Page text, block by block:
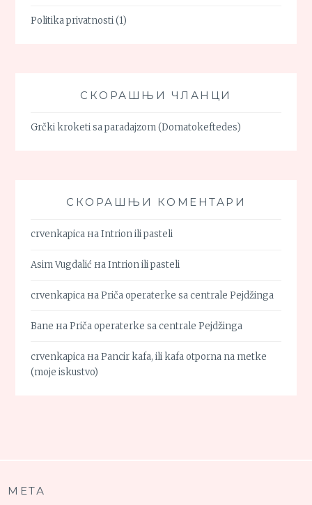
Politika privatnosti(1)
СКОРАШЊИ ЧЛАНЦИ
Grčki kroketi sa paradajzom (Domatokeftedes)
СКОРАШЊИ КОМЕНТАРИ
crvenkapica наIntrion ili pasteli
Asim Vugdalić наIntrion ili pasteli
crvenkapica наPriča operaterke sa centrale Pejdžinga
Bane наPriča operaterke sa centrale Pejdžinga
crvenkapica наPancir kafa, ili kafa otporna na metke
(moje iskustvo)
МЕТА